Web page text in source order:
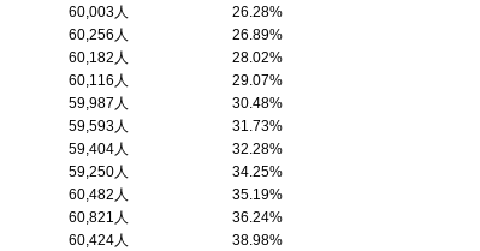
60,003人
26.28%
60,256人
26.89%
60,182人
28.02%
60,116人
29.07%
59,987人
30.48%
59,593人
31.73%
59,404人
32.28%
59,250人
34.25%
60,482人
35.19%
60,821人
36.24%
60,424人
38.98%